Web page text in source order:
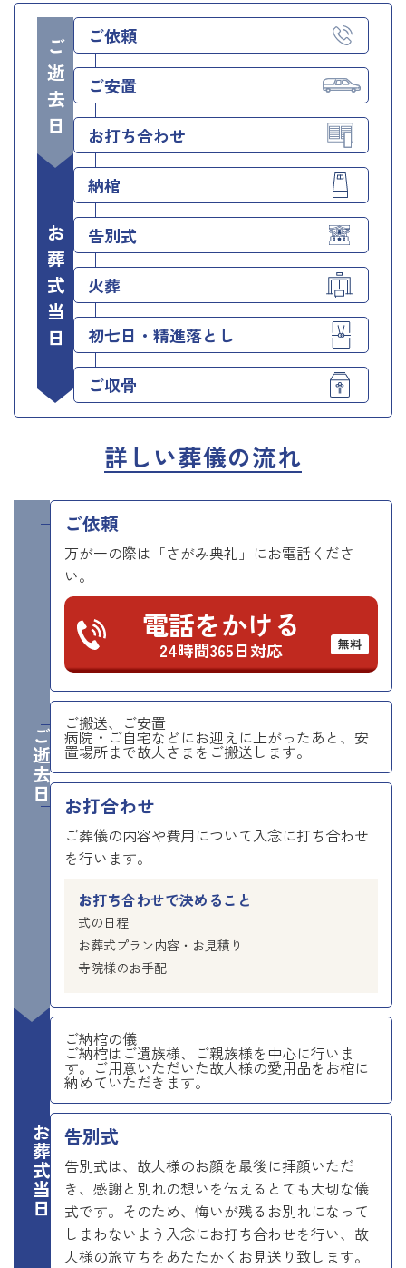
ご逝去日 ご依頼
ご安置
お打ち合わせ
お葬式当日
納棺
告別式
火葬
初七日・精進落とし
ご収骨
詳しい葬儀の流れ
ご逝去日
ご依頼
万が一の際は「さがみ典礼」にお電話くださ
い。
電話をかける
24時間365日対応 無料
ご搬送、ご安置
病院・ご自宅などにお迎えに上がったあと、安
置場所まで故人さまをご搬送します。
お打合わせ
ご葬儀の内容や費用について入念に打ち合わせ
を行います。
お打ち合わせで決めること
式の日程
お葬式プラン内容・お見積り
寺院様のお手配
お葬式当日
ご納棺の儀
ご納棺はご遺族様、ご親族様を中心に行いま
す。ご用意いただいた故人様の愛用品をお棺に
納めていただきます。
告別式
告別式は、故人様のお顔を最後に拝顔いただ
き、感謝と別れの想いを伝えるとても大切な儀
式です。そのため、悔いが残るお別れになって
しまわないよう入念にお打ち合わせを行い、故
人様の旅立ちをあたたかくお見送り致します。